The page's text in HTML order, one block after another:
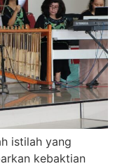
istilah yang
kebaktian